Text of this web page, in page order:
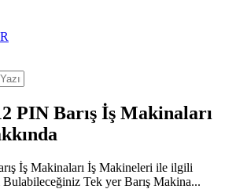
PIN Barış İş Makinaları
İş Makinaları İş Makineleri ile ilgili
Bulabileceğiniz Tek yer Barış Makina...